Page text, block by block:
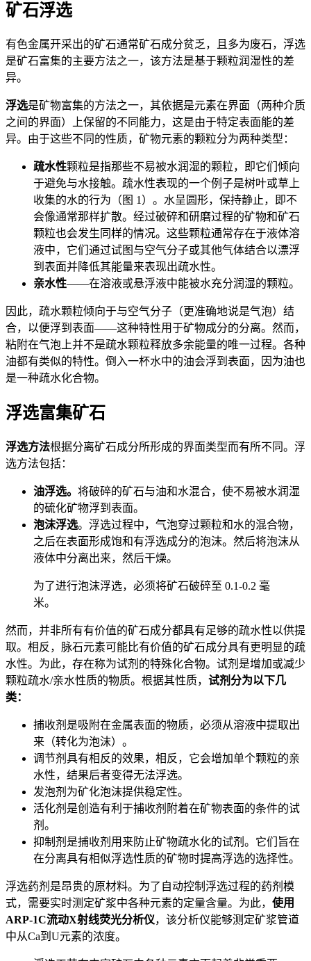
矿石浮选
有色金属开采出的矿石通常矿石成分贫乏，且多为废石，浮选
是矿石富集的主要方法之一，该方法是基于颗粒润湿性的差
异。
浮选是矿物富集的方法之一，其依据是元素在界面（两种介质
之间的界面）上保留的不同能力，这是由于特定表面能的差
异。由于这些不同的性质，矿物元素的颗粒分为两种类型：
疏水性颗粒是指那些不易被水润湿的颗粒，即它们倾向
于避免与水接触。疏水性表现的一个例子是树叶或草上
收集的水的行为（图 1）。水呈圆形，保持静止，即不
会像通常那样扩散。经过破碎和研磨过程的矿物和矿石
颗粒也会发生同样的情况。这些颗粒通常存在于液体溶
液中，它们通过试图与空气分子或其他气体结合以漂浮
到表面并降低其能量来表现出疏水性。
亲水性——在溶液或悬浮液中能被水充分润湿的颗粒。
因此，疏水颗粒倾向于与空气分子（更准确地说是气泡）结
合，以便浮到表面——这种特性用于矿物成分的分离。然而，
粘附在气泡上并不是疏水颗粒释放多余能量的唯一过程。各种
油都有类似的特性。倒入一杯水中的油会浮到表面，因为油也
是一种疏水化合物。
浮选富集矿石
浮选方法根据分离矿石成分所形成的界面类型而有所不同。浮
选方法包括：
油浮选。 将破碎的矿石与油和水混合，使不易被水润湿
的硫化矿物浮到表面。
泡沫浮选。浮选过程中，气泡穿过颗粒和水的混合物，
之后在表面形成饱和有浮选成分的泡沫。然后将泡沫从
液体中分离出来，然后干燥。
为了进行泡沫浮选，必须将矿石破碎至 0.1-0.2 毫
米。
然而，并非所有有价值的矿石成分都具有足够的疏水性以供提
取。相反，脉石元素可能比有价值的矿石成分具有更明显的疏
水性。为此，存在称为试剂的特殊化合物。试剂是增加或减少
颗粒疏水/亲水性质的物质。根据其性质， 试剂分为以下几
类：
捕收剂是吸附在金属表面的物质，必须从溶液中提取出
来（转化为泡沫）。
调节剂具有相反的效果，相反，它会增加单个颗粒的亲
水性，结果后者变得无法浮选。
发泡剂为矿化泡沫提供稳定性。
活化剂是创造有利于捕收剂附着在矿物表面的条件的试
剂。
抑制剂是捕收剂用来防止矿物疏水化的试剂。它们旨在
在分离具有相似浮选性质的矿物时提高浮选的选择性。
浮选药剂是昂贵的原材料。为了自动控制浮选过程的药剂模
式，需要实时测定矿浆中各种元素的定量含量。为此， 使用
ARP-1C流动X射线荧光分析仪，该分析仪能够测定矿浆管道
中从Ca到U元素的浓度。